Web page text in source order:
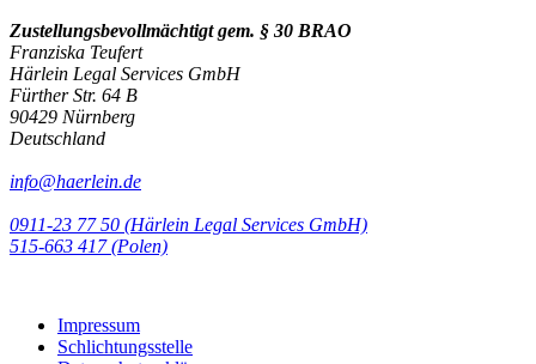
Zustellungsbevollmächtigt gem. § 30 BRAO
Franziska Teufert
Härlein Legal Services GmbH
Fürther Str. 64 B
90429 Nürnberg
Deutschland
info@haerlein.de
0911-23 77 50 (Härlein Legal Services GmbH)
‭515-663 417 (Polen)‬‬‬
Impressum
Schlichtungsstelle